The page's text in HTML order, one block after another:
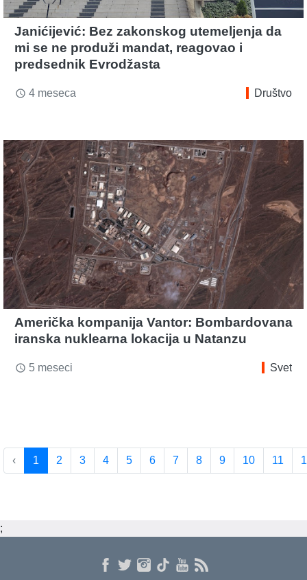
Janićijević: Bez zakonskog utemeljenja da
mi se ne produži mandat, reagovao i
predsednik Evrodžasta
access_time 4 meseca Društvo
Američka kompanija Vantor: Bombardovana
iranska nuklearna lokacija u Natanzu
access_time 5 meseci Svet
‹ 1 2 3 4 5 6 7 8 9 10 11
;